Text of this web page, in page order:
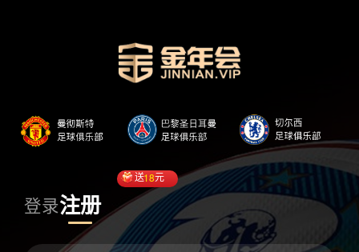
登录注册
送18元